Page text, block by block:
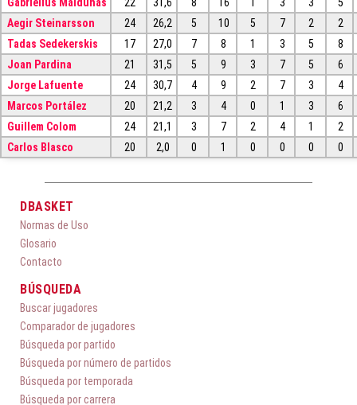
Gabrielius Maldunas
22 31,6 8 16 1 3 3
5
Aegir Steinarsson
24 26,2 5 10 5 7 2
2
Tadas Sedekerskis
17 27,0 7 8 1 3 5
8
Joan Pardina
21 31,5 5 9 3 7 5
6
Jorge Lafuente
24 30,7 4 9 2 7 3
4
Marcos Portález
20 21,2 3 4 0 1 3
6
Guillem Colom
24 21,1 3 7 2 4 1
2
Carlos Blasco
20 2,0 0 1 0 0 0 0
DBASKET
Normas de Uso
Glosario
Contacto
BÚSQUEDA
Buscar jugadores
Comparador de jugadores
Búsqueda por partido
Búsqueda por número de partidos
Búsqueda por temporada
Búsqueda por carrera